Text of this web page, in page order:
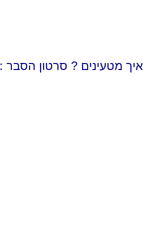
איך מטעינים ? סרטון הסבר :